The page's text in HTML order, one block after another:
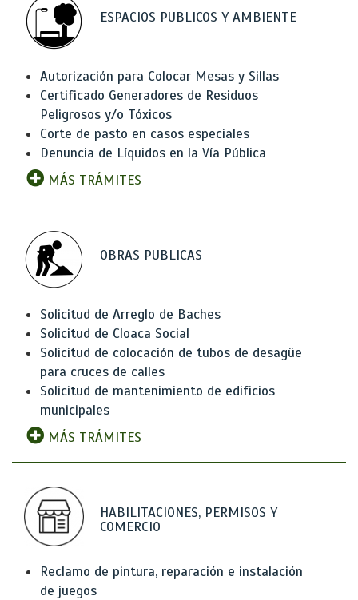
ESPACIOS PUBLICOS Y AMBIENTE
Autorización para Colocar Mesas y Sillas
Certificado Generadores de Residuos
Peligrosos y/o Tóxicos
Corte de pasto en casos especiales
Denuncia de Líquidos en la Vía Pública
MÁS TRÁMITES
OBRAS PUBLICAS
Solicitud de Arreglo de Baches
Solicitud de Cloaca Social
Solicitud de colocación de tubos de desagüe
para cruces de calles
Solicitud de mantenimiento de edificios
municipales
MÁS TRÁMITES
HABILITACIONES, PERMISOS Y
COMERCIO
Reclamo de pintura, reparación e instalación
de juegos